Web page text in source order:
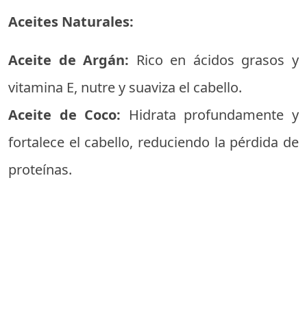
Aceites Naturales:
Aceite de Argán: Rico en ácidos grasos y
vitamina E, nutre y suaviza el cabello.
Aceite de Coco: Hidrata profundamente y
fortalece el cabello, reduciendo la pérdida de
proteínas.